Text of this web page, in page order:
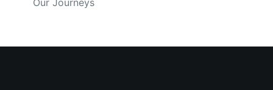
Our Journeys